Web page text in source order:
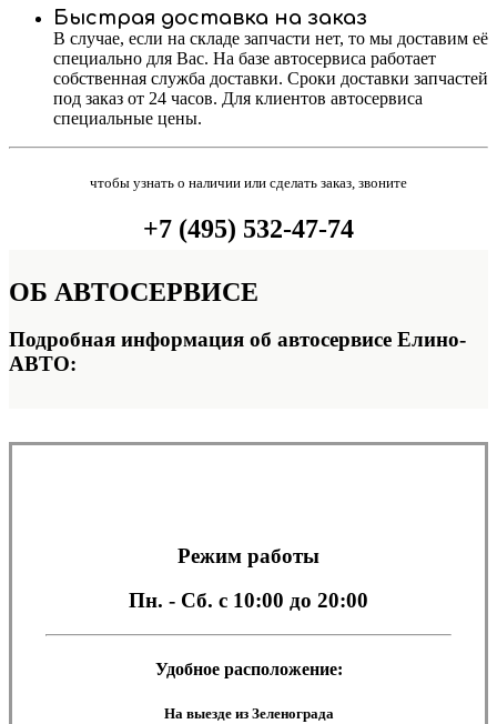
Быстрая доставка на заказ
В случае, если на складе запчасти нет, то мы доставим её
специально для Вас. На базе автосервиса работает
собственная служба доставки. Сроки доставки запчастей
под заказ от 24 часов. Для клиентов автосервиса
специальные цены.
чтобы узнать о наличии или сделать заказ, звоните
+7 (495) 532-47-74
ОБ АВТОСЕРВИСЕ
Подробная информация об автосервисе Елино-
АВТО:
Режим работы
Пн. - Сб. с 10:00 до 20:00
Удобное расположение:
На выезде из Зеленограда